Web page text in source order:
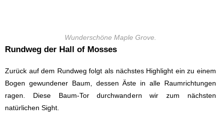
Wunderschöne Maple Grove.
Rundweg der Hall of Mosses
Zurück auf dem Rundweg folgt als nächstes Highlight ein zu einem
Bogen gewundener Baum, dessen Äste in alle Raumrichtungen
ragen. Diese Baum-Tor durchwandern wir zum nächsten
natürlichen Sight.